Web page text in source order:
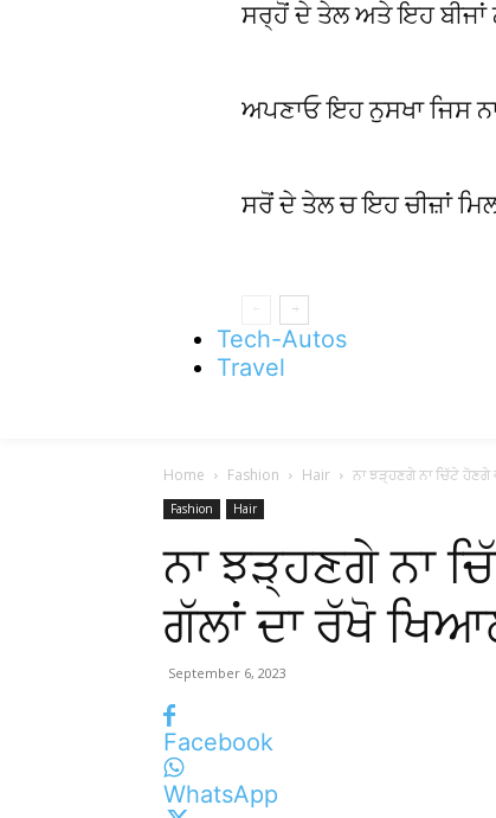
ਸਰ੍ਹੋਂ ਦੇ ਤੇਲ ਅਤੇ ਇਹ ਬੀਜਾਂ
ਅਪਣਾਓ ਇਹ ਨੁਸਖਾ ਜਿਸ
ਸਰੋਂ ਦੇ ਤੇਲ ਚ ਇਹ ਚੀਜ਼ਾਂ
Tech-Autos
Travel
Home Fashion Hair ਨਾ ਝੜ੍ਹਣਗੇ ਨਾ ਚਿੱਟੇ
Fashion Hair
ਨਾ ਝੜ੍ਹਣਗੇ ਨਾ
ਗੱਲਾਂ ਦਾ ਰੱਖੋ
September 6, 2023
Facebook
WhatsApp